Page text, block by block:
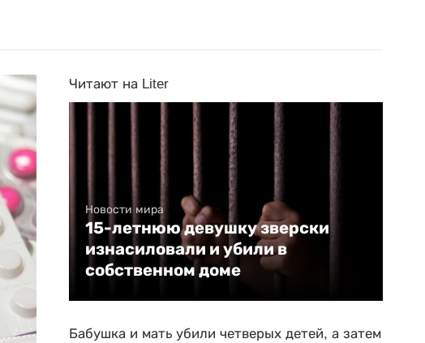
Читают на Liter
Новости мира
15-летнюю девушку зверски
изнасиловали и убили в
собственном доме
Бабушка и мать убили четверых детей, а затем